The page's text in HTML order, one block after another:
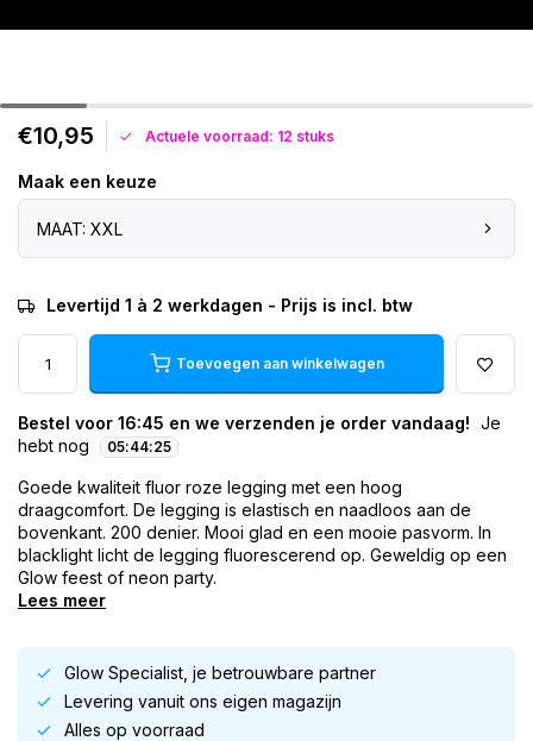
€10,95 Actuele voorraad: 12 stuks
Maak een keuze
MAAT: XXL
Levertijd 1 à 2 werkdagen - Prijs is incl. btw
Toevoegen aan winkelwagen
Bestel voor 16:45 en we verzenden je order vandaag! Je
hebt nog
05:44:25
Goede kwaliteit fluor roze legging met een hoog
draagcomfort. De legging is elastisch en naadloos aan de
bovenkant. 200 denier. Mooi glad en een mooie pasvorm. In
blacklight licht de legging fluorescerend op. Geweldig op een
Glow feest of neon party.
Lees meer
Glow Specialist, je betrouwbare partner
Levering vanuit ons eigen magazijn
Alles op voorraad